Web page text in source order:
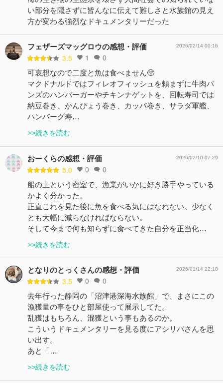
い部分を隠さずに皆んなに伝えて難しさと水族館の見え
方が変わる強烈なドキュメンタリーだった
フェザーズマッグロウの感想・評価
3.5 1 0
2026/02/14 00:16
可哀想なので二度と魚は食べません🥺
マクドナルドではフィレオフィッシュを頼まずに牛肉バ
ンズのハンバーガーやチキンナゲットを、回転寿司では
納豆巻き、かんぴょう巻き、カッパ巻き、サラダ軍艦、
ハンバーグ寿…
>>続きを読む
おーくらの感想・評価
5.0 0 0
2026/02/10 07:29
船の上という密室で、漁業がいかに好き勝手やっている
かよく分かった。
正直これを見た後に魚を食べる気にはなれない。少なく
とも大幅に減らなければならない。
そして今まで何も知らずに食べてきた自分を正当化…
>>続きを読む
となりのとっくさんの感想・評価
3.5 0 0
2026/01/14 22:18
去年行った静岡の「沼津港深海水族館」で、まさにこの
漁獲量の事をひと部屋使って展示してた。
乱獲はもちろん、混獲という事もあるのか。
こういうドキュメンタリーを見る度にアシリパさんを思
い出す。
あと「…
>>続きを読む